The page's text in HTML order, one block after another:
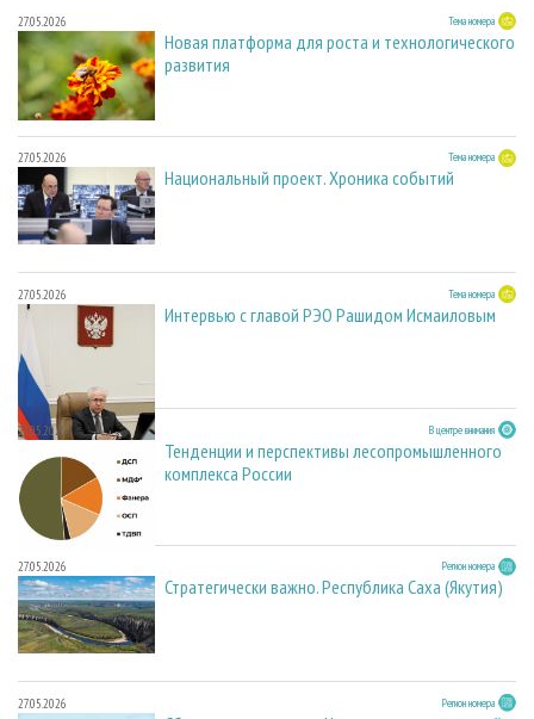
27.05.2026 Тема номера
Новая платформа для роста и технологического
развития
27.05.2026 Тема номера
Национальный проект. Хроника событий
27.05.2026 Тема номера
Интервью с главой РЭО Рашидом Исмаиловым
27.05.2026 В центре внимания
Тенденции и перспективы лесопромышленного
комплекса России
27.05.2026 Регион номера
Стратегически важно. Республика Саха (Якутия)
27.05.2026 Регион номера